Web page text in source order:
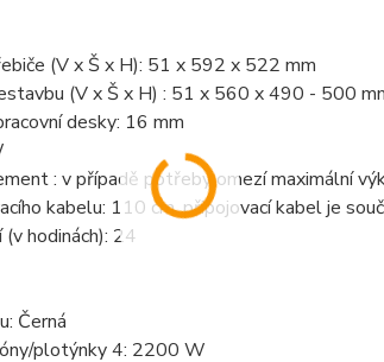
(V x Š x H): 51 x 592 x 522 mm
(V x Š x H) : 51 x 560 x 490 - 500
desky: 16 mm
: v případě potřeby omezí maximální
kabelu: 110 cm, připojovací kabel je
hodinách): 24
Černá
plotýnky 4: 2200 W